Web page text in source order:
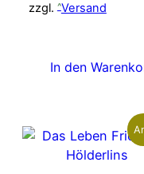
zzgl. Versand
In den